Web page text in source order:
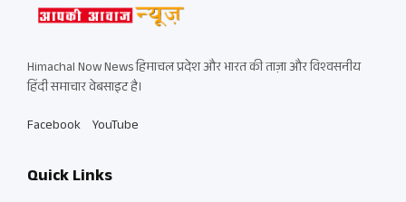
Himachal Now News हिमाचल प्रदेश और भारत की ताज़ा और विश्वसनीय
हिंदी समाचार वेबसाइट है।
Facebook YouTube
Quick Links